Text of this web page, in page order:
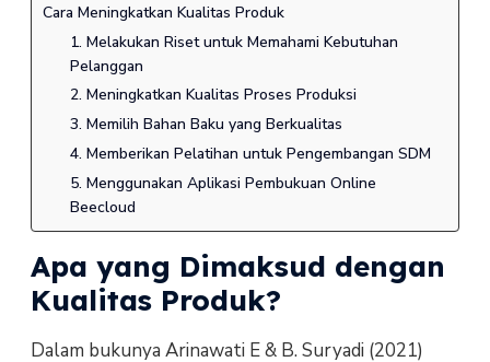
Cara Meningkatkan Kualitas Produk
1. Melakukan Riset untuk Memahami Kebutuhan
Pelanggan
2. Meningkatkan Kualitas Proses Produksi
3. Memilih Bahan Baku yang Berkualitas
4. Memberikan Pelatihan untuk Pengembangan SDM
5. Menggunakan Aplikasi Pembukuan Online
Beecloud
Apa yang Dimaksud dengan
Kualitas Produk?
Dalam bukunya Arinawati E & B. Suryadi (2021)